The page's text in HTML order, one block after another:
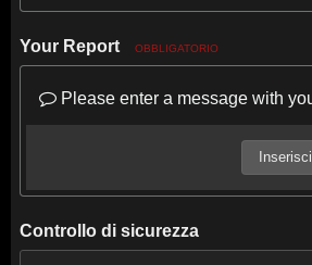
Your Report OBBLIGATORIO
Please enter a message with
Controllo di sicurezza